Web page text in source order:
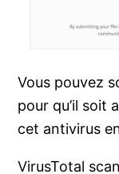
Vous pouvez
pour qu’il soit
cet antivirus
VirusTotal